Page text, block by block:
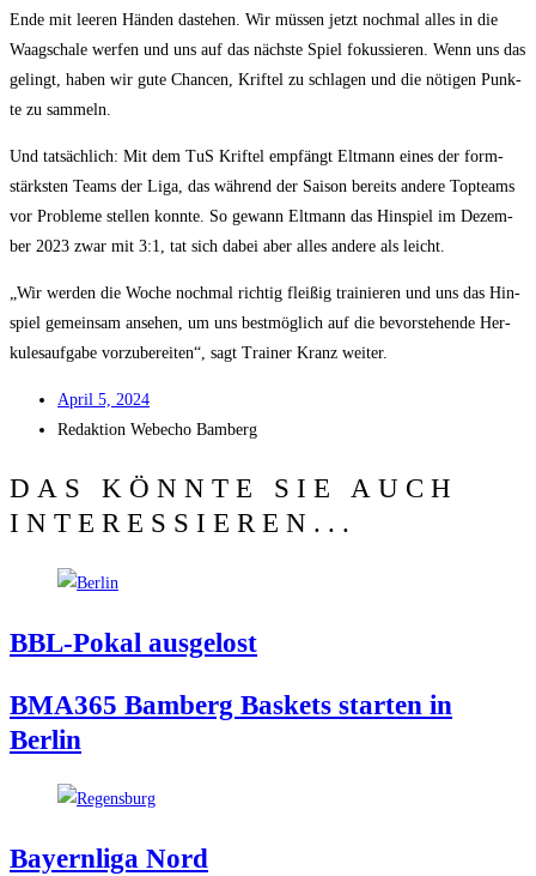
Ende mit lee­ren Hän­den daste­hen. Wir müs­sen jetzt noch­mal alles in die
Waag­scha­le wer­fen und uns auf das nächs­te Spiel fokus­sie­ren. Wenn uns das
gelingt, haben wir gute Chan­cen, Krif­tel zu schla­gen und die nöti­gen Punk­
te zu sammeln.
Und tat­säch­lich: Mit dem TuS Krif­tel emp­fängt Elt­mann eines der form­
stärks­ten Teams der Liga, das wäh­rend der Sai­son bereits ande­re Top­teams
vor Pro­ble­me stel­len konn­te. So gewann Elt­mann das Hin­spiel im Dezem­
ber 2023 zwar mit 3:1, tat sich dabei aber alles ande­re als leicht.
„Wir wer­den die Woche noch­mal rich­tig flei­ßig trai­nie­ren und uns das Hin­
spiel gemein­sam anse­hen, um uns best­mög­lich auf die bevor­ste­hen­de Her­
ku­les­auf­ga­be vor­zu­be­rei­ten“, sagt Trai­ner Kranz weiter.
April 5, 2024
Redak­ti­on Web­echo Bamberg
DAS KÖNNTE SIE AUCH
INTERESSIEREN...
BBL-Pokal aus­ge­lost
BMA365 Bam­berg Bas­kets star­ten in
Berlin
Bay­ern­li­ga Nord